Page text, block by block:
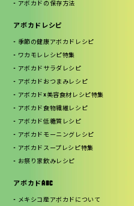
アボカドの保存方法
アボカドレシピ
季節の健康アボカドレシピ
ワカモレレシピ特集
アボカドサラダレシピ
アボカドおつまみレシピ
アボカド×美容食材レシピ特集
アボカド食物繊維レシピ
アボカド低糖質レシピ
アボカドモーニングレシピ
アボカドスープレシピ特集
お祭り家飲みレシピ
アボカドABC
メキシコ産アボカドについて